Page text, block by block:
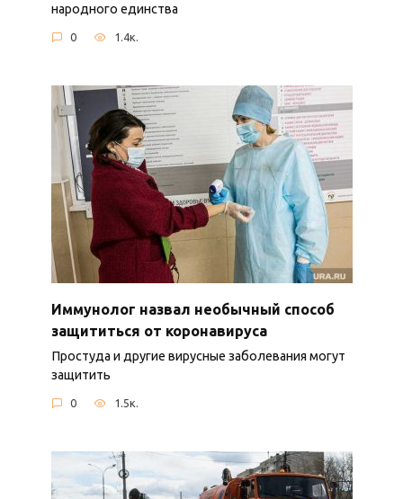
народного единства
0 1.4к.
Иммунолог назвал необычный способ
защититься от коронавируса
Простуда и другие вирусные заболевания могут
защитить
0 1.5к.